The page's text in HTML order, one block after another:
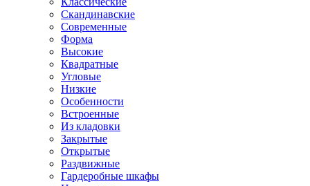
Скандинавские
Современные
Форма
Высокие
Квадратные
Угловые
Низкие
Особенности
Встроенные
Из кладовки
Закрытые
Открытые
Раздвижные
Гардеробные шкафы